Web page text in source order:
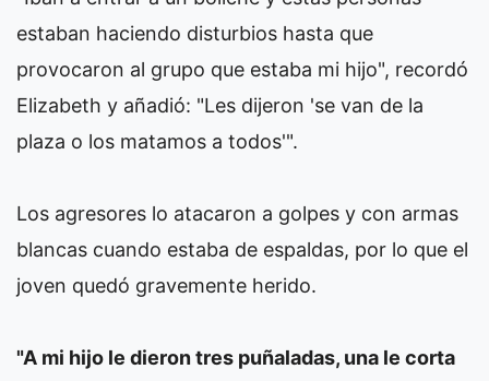
estaban haciendo disturbios hasta que
provocaron al grupo que estaba mi hijo", recordó
Elizabeth y añadió: "Les dijeron 'se van de la
plaza o los matamos a todos'".
Los agresores lo atacaron a golpes y con armas
blancas cuando estaba de espaldas, por lo que el
joven quedó gravemente herido.
"A mi hijo le dieron tres puñaladas, una le corta